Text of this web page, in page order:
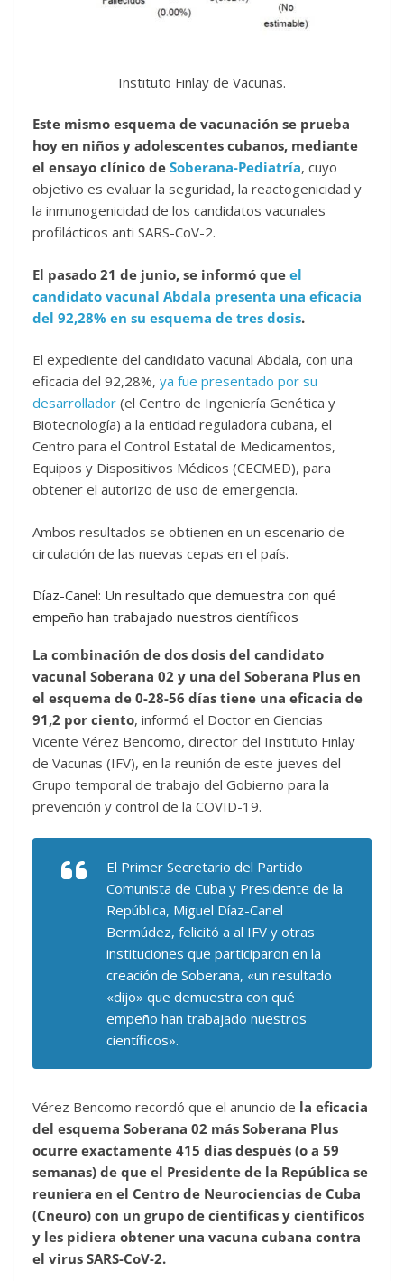
Instituto Finlay de Vacunas.
Este mismo esquema de vacunación se prueba
hoy en niños y adolescentes cubanos, mediante
el ensayo clínico de Soberana-Pediatría, cuyo
objetivo es evaluar la seguridad, la reactogenicidad y
la inmunogenicidad de los candidatos vacunales
profilácticos anti SARS-CoV-2.
El pasado 21 de junio, se informó que el
candidato vacunal Abdala presenta una eficacia
del 92,28% en su esquema de tres dosis.
El expediente del candidato vacunal Abdala, con una
eficacia del 92,28%, ya fue presentado por su
desarrollador (el Centro de Ingeniería Genética y
Biotecnología) a la entidad reguladora cubana, el
Centro para el Control Estatal de Medicamentos,
Equipos y Dispositivos Médicos (CECMED), para
obtener el autorizo de uso de emergencia.
Ambos resultados se obtienen en un escenario de
circulación de las nuevas cepas en el país.
Díaz-Canel: Un resultado que demuestra con qué
empeño han trabajado nuestros científicos
La combinación de dos dosis del candidato
vacunal Soberana 02 y una del Soberana Plus en
el esquema de 0-28-56 días tiene una eficacia de
91,2 por ciento, informó el Doctor en Ciencias
Vicente Vérez Bencomo, director del Instituto Finlay
de Vacunas (IFV), en la reunión de este jueves del
Grupo temporal de trabajo del Gobierno para la
prevención y control de la COVID-19.
El Primer Secretario del Partido
Comunista de Cuba y Presidente de la
República, Miguel Díaz-Canel
Bermúdez, felicitó a al IFV y otras
instituciones que participaron en la
creación de Soberana, «un resultado
«dijo» que demuestra con qué
empeño han trabajado nuestros
científicos».
Vérez Bencomo recordó que el anuncio de la eficacia
del esquema Soberana 02 más Soberana Plus
ocurre exactamente 415 días después (o a 59
semanas) de que el Presidente de la República se
reuniera en el Centro de Neurociencias de Cuba
(Cneuro) con un grupo de científicas y científicos
y les pidiera obtener una vacuna cubana contra
el virus SARS-CoV-2.